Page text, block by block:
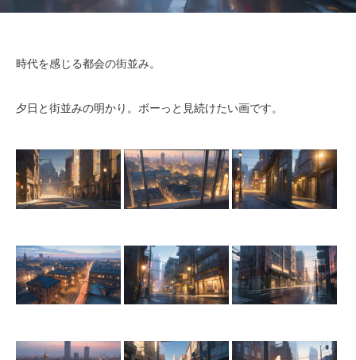
時代を感じる都会の街並み。
夕日と街並みの明かり。ボーっと見続けたい画です。
お知らせ